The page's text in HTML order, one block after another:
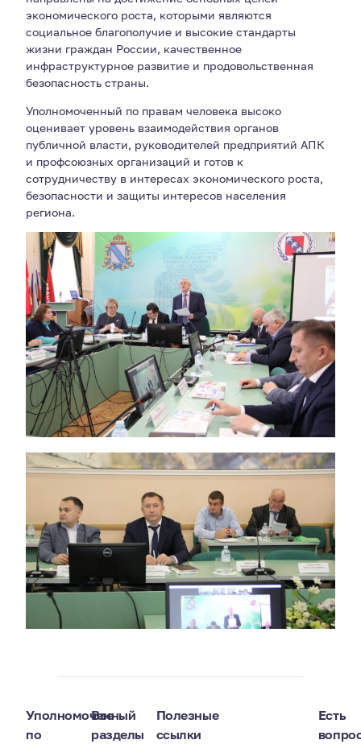
экономического роста, которыми являются
социальное благополучие и высокие стандарты
жизни граждан России, качественное
инфраструктурное развитие и продовольственная
безопасность страны.
Уполномоченный по правам человека высоко
оценивает уровень взаимодействия органов
публичной власти, руководителей предприятий АПК
и профсоюзных организаций и готов к
сотрудничеству в интересах экономического роста,
безопасности и защиты интересов населения
региона.
Уполномоченный
по
Все
разделы
Полезные
ссылки
Есть